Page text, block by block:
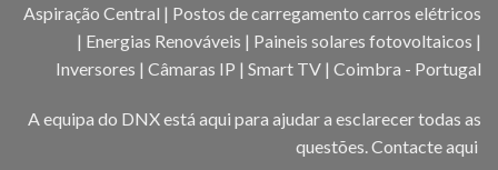
Aspiração Central | Postos de carregamento carros elétricos
| Energias Renováveis | Paineis solares fotovoltaicos |
Inversores | Câmaras IP | Smart TV | Coimbra - Portugal
A equipa do DNX está aqui para ajudar a esclarecer todas as
questões.Contacte aqui